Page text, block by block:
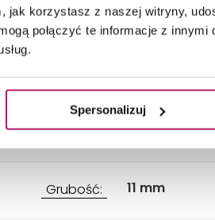
jak korzystasz z naszej witryny,
połączyć te informacje z innymi
Spersonalizuj
Przeznaczenie: Łazienka,
Salon i
Długość: 890 mm
Szerokość: 290 mm
Grubość: 11 mm